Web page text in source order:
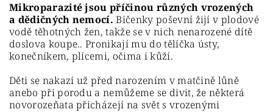
Mikroparazité jsou příčinou různých vrozených
a dědičných nemocí. Bičenky poševní žijí v plodové
vodě těhotných žen, takže se v nich nenarozené dítě
doslova koupe.. Pronikají mu do tělíčka ústy,
konečníkem, plícemi, očima i kůží.
Děti se nakazí už před narozením v matčině lůně
anebo při porodu a nemůžeme se divit, že některá
novorozeňata přicházejí na svět s vrozenými